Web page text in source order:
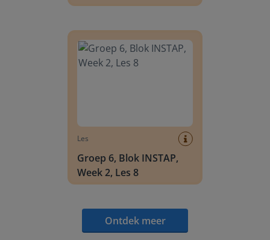
Les
Groep 6, Blok INSTAP,
Week 2, Les 8
Ontdek meer